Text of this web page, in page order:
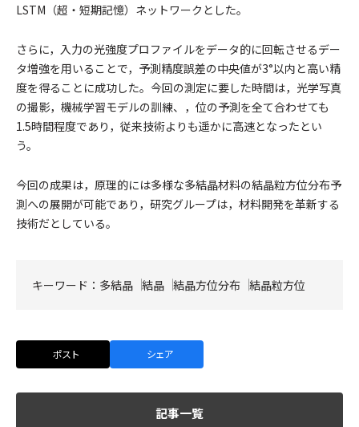
LSTM（超・短期記憶）ネットワークとした。
さらに，入力の光強度プロファイルをデータ的に回転させるデー
タ増強を用いることで，予測精度誤差の中央値が3°以内と高い精
度を得ることに成功した。今回の測定に要した時間は，光学写真
の撮影，機械学習モデルの訓練、，位の予測を全て合わせても
1.5時間程度であり，従来技術よりも遥かに高速となったとい
う。
今回の成果は，原理的には多様な多結晶材料の結晶粒方位分布予
測への展開が可能であり，研究グループは，材料開発を革新する
技術だとしている。
キーワード： 多結晶 結晶 結晶方位分布 結晶粒方位
ポスト シェア
記事一覧